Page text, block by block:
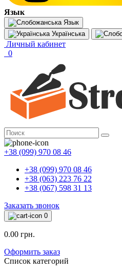
Язык
Язык
Українська
Личный кабинет
0
+38 (099) 970 08 46
+38 (099) 970 08 46
+38 (063) 223 76 22
+38 (067) 598 31 13
Заказать звонок
0
0.00 грн.
Оформить заказ
Список категорий